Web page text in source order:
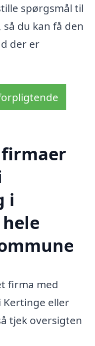
spørgsmål til
du kan få den
der er
i
firma med
Kertinge eller
tjek oversigten